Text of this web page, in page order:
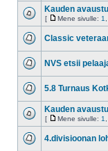
Kauden
[ Mene sivulle: 1
Classic
NVS etsii
5.8 Turnaus
Kauden
[ Mene sivulle: 1
4.divisioonan